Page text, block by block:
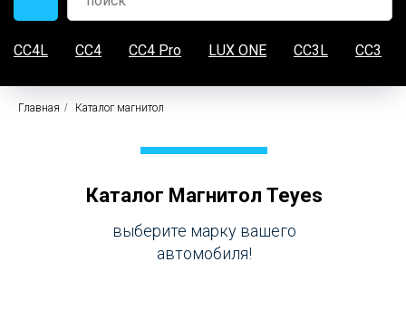
CC4L CC4 CC4 Pro LUX ONE CC3L CC3
Главная / Каталог магнитол
Каталог Магнитол Teyes
выберите марку вашего
автомобиля!